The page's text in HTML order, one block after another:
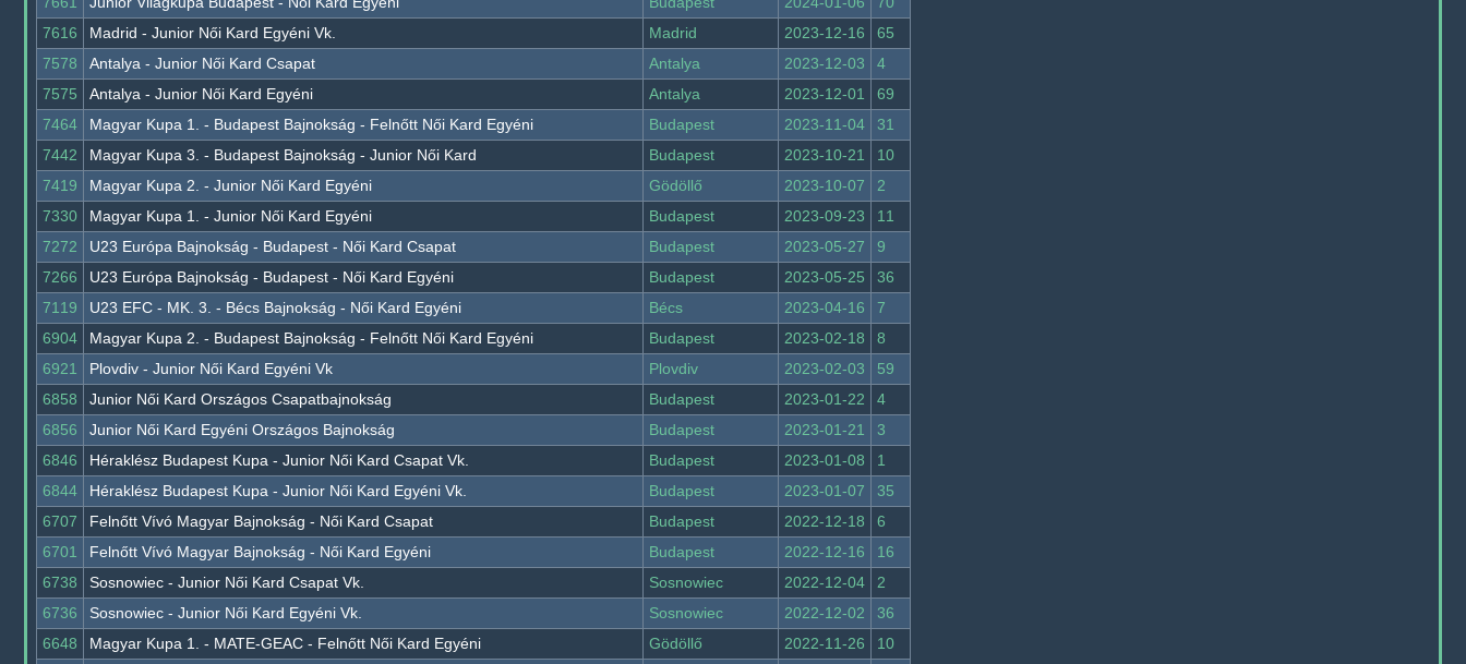
7616
Madrid - Junior Női Kard Egyéni Vk. Madrid 2023-12-16
65
7578
Antalya - Junior Női Kard Csapat Antalya 2023-12-03
4
7575
Antalya - Junior Női Kard Egyéni Antalya 2023-12-01
69
7464
Magyar Kupa 1. - Budapest Bajnokság - Felnőtt Női Kard Egyéni Budapest 2023-11-04
31
7442
Magyar Kupa 3. - Budapest Bajnokság - Junior Női Kard Budapest 2023-10-21
10
7419
Magyar Kupa 2. - Junior Női Kard Egyéni Gödöllő 2023-10-07
2
7330
Magyar Kupa 1. - Junior Női Kard Egyéni Budapest 2023-09-23
11
7272
U23 Európa Bajnokság - Budapest - Női Kard Csapat Budapest 2023-05-27
9
7266
U23 Európa Bajnokság - Budapest - Női Kard Egyéni Budapest 2023-05-25
36
7119
U23 EFC - MK. 3. - Bécs Bajnokság - Női Kard Egyéni Bécs 2023-04-16
7
6904
Magyar Kupa 2. - Budapest Bajnokság - Felnőtt Női Kard Egyéni Budapest 2023-02-18
8
6921
Plovdiv - Junior Női Kard Egyéni Vk Plovdiv 2023-02-03
59
6858
Junior Női Kard Országos Csapatbajnokság Budapest 2023-01-22
4
6856
Junior Női Kard Egyéni Országos Bajnokság Budapest 2023-01-21
3
6846
Héraklész Budapest Kupa - Junior Női Kard Csapat Vk. Budapest 2023-01-08
1
6844
Héraklész Budapest Kupa - Junior Női Kard Egyéni Vk. Budapest 2023-01-07
35
6707
Felnőtt Vívó Magyar Bajnokság - Női Kard Csapat Budapest 2022-12-18
6
6701
Felnőtt Vívó Magyar Bajnokság - Női Kard Egyéni Budapest 2022-12-16
16
6738
Sosnowiec - Junior Női Kard Csapat Vk. Sosnowiec 2022-12-04
2
6736
Sosnowiec - Junior Női Kard Egyéni Vk. Sosnowiec 2022-12-02
36
6648
Magyar Kupa 1. - MATE-GEAC - Felnőtt Női Kard Egyéni Gödöllő 2022-11-26
10